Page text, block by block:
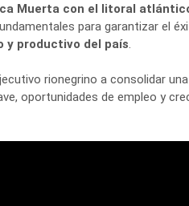
Muerta con el litoral
para garantizar el
productivo del país.
rionegrino a consolidar una
oportunidades de empleo y